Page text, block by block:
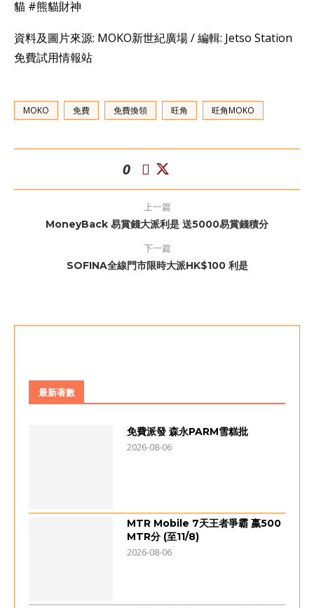
貓 #熊貓財神
資料及圖片來源: MOKO新世紀廣場 / 編輯: Jetso Station
免費試用情報站
MOKO 免費 免費換領 旺角 旺角MOKO
0
上一篇
MoneyBack 易賞錢大派利是 送5000易賞錢積分
下一篇
SOFINA全線門市限時大派HK$100 利是
最新著數
免費派發 森永PARM雪糕批
2026-08-06
MTR Mobile 7天王者爭霸 嬴500
MTR分 (至11/8)
2026-08-06